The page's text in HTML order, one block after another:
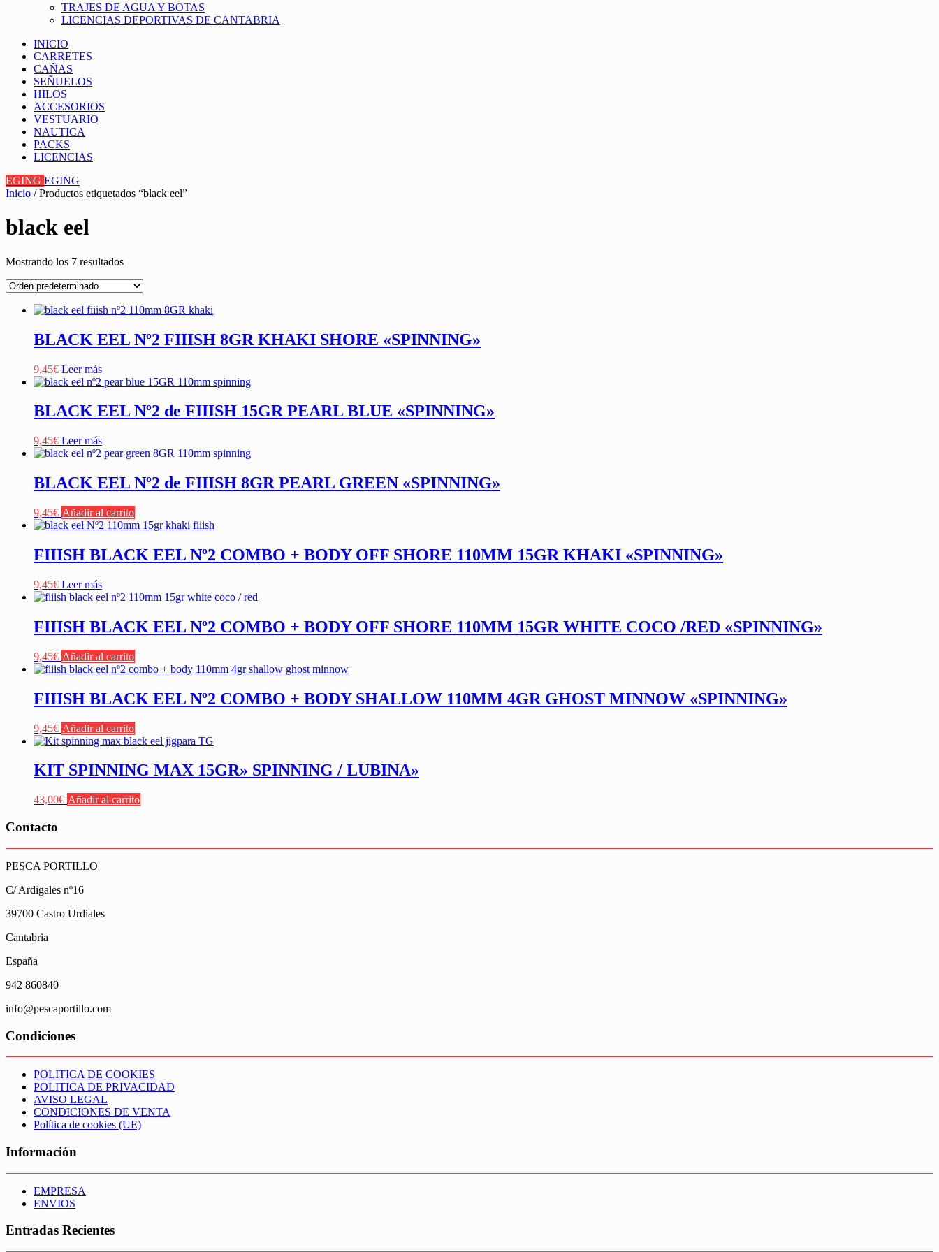
TRAJES DE AGUA Y BOTAS
LICENCIAS DEPORTIVAS DE CANTABRIA
INICIO
CARRETES
CAÑAS
SEÑUELOS
HILOS
ACCESORIOS
VESTUARIO
NAUTICA
PACKS
LICENCIAS
EGING EGING
Inicio / Productos etiquetados “black eel”
black eel
Mostrando los 7 resultados
BLACK EEL Nº2 FIIISH 8GR KHAKI SHORE «SPINNING»
9,45€ Leer más
BLACK EEL Nº2 de FIIISH 15GR PEARL BLUE «SPINNING»
9,45€ Leer más
BLACK EEL Nº2 de FIIISH 8GR PEARL GREEN «SPINNING»
9,45€ Añadir al carrito
FIIISH BLACK EEL Nº2 COMBO + BODY OFF SHORE 110MM 15GR KHAKI «SPINNING»
9,45€ Leer más
FIIISH BLACK EEL Nº2 COMBO + BODY OFF SHORE 110MM 15GR WHITE COCO /RED «SPINNING»
9,45€ Añadir al carrito
FIIISH BLACK EEL Nº2 COMBO + BODY SHALLOW 110MM 4GR GHOST MINNOW «SPINNING»
9,45€ Añadir al carrito
KIT SPINNING MAX 15GR» SPINNING / LUBINA»
43,00€ Añadir al carrito
Contacto
PESCA PORTILLO
C/ Ardigales nº16
39700 Castro Urdiales
Cantabria
España
942 860840
info@pescaportillo.com
Condiciones
POLITICA DE COOKIES
POLITICA DE PRIVACIDAD
AVISO LEGAL
CONDICIONES DE VENTA
Política de cookies (UE)
Información
EMPRESA
ENVIOS
Entradas Recientes